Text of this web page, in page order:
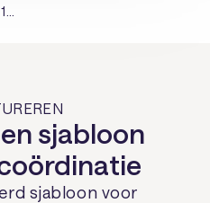
1
sjabloon
sjabloon voor